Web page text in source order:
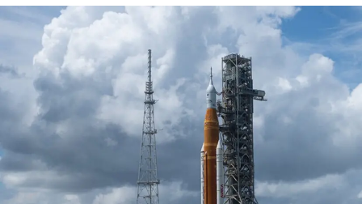
Politica
Attualità
Economia e lavoro
Sanità